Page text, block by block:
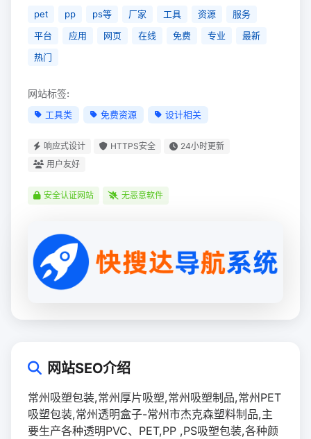
pet pp ps等 厂家 工具 资源
服务
平台
应用 网页 在线 免费 专业
最新
热门
网站标签:
工具类 免费资源 设计相关
响应式设计 HTTPS安全
24小时更新
用户友好
安全认证网站 无恶意软件
网站SEO介绍
常州吸塑包装,常州厚片吸塑,常州吸塑制品,常州PET
吸塑包装,常州透明盒子-常州市杰克森塑料制品,主
要生产各种透明PVC、PET,PP ,PS吸塑包装,各种颜